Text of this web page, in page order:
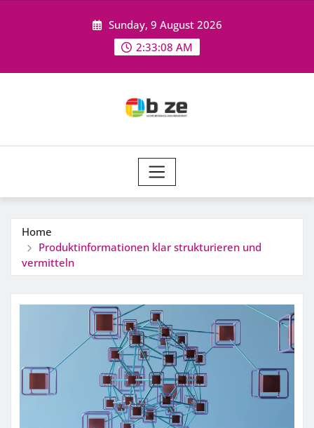
Sunday, 9 August 2026
2:33:09 AM
Home
Produktinformationen klar strukturieren und
vermitteln